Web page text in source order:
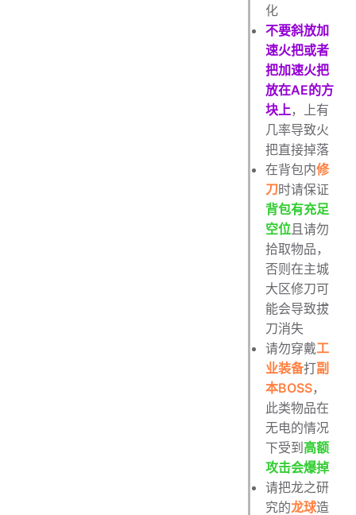
化
不要斜放加
速火把或者
把加速火把
放在AE的方
块上，上有
几率导致火
把直接掉落
在背包内修
刀时请保证
背包有充足
空位且请勿
拾取物品，
否则在主城
大区修刀可
能会导致拔
刀消失
请勿穿戴工
业装备打副
本BOSS，
此类物品在
无电的情况
下受到 高额
攻击会爆掉
请把龙之研
究的龙球造